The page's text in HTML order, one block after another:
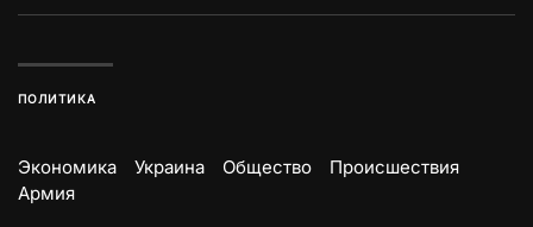
ПОЛИТИКА
Экономика Украина Общество
Происшествия
Армия